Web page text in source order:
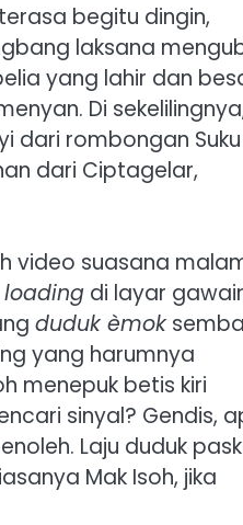
begitu dingin,
laksana
yang lahir dan
Di
dari rombongan Suku
dari Ciptagelar,
video suasana
loading di layar
duduk èmok
yang harumnya
menepuk betis kiri
sinyal? Gendis,
Laju duduk
Mak Isoh, jika